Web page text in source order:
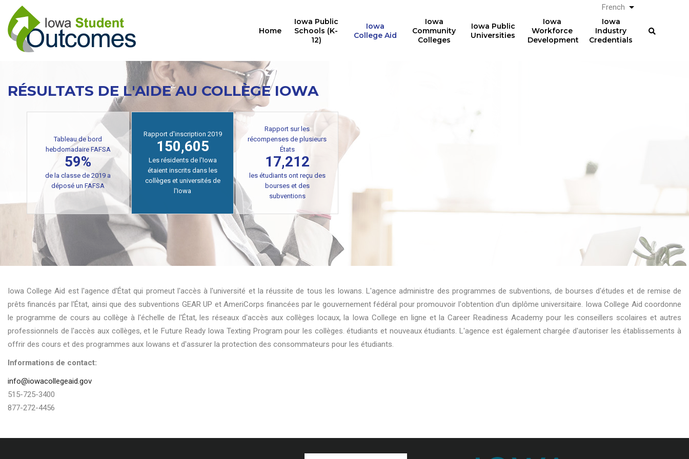
contenu
principal
Home
Iowa Public
Schools (K-
12)
Iowa
College Aid
Iowa
Community
Colleges
Iowa Public
Universities
Iowa
Workforce
Development
Iowa
Industry
Credentials
French Lister les
RÉSULTATS DE L'AIDE AU COLLÈGE IOWA
Tableau de bord
hebdomadaire FAFSA
59%
de la classe de 2019 a
déposé un FAFSA
Rapport d'inscription 2019
150,605
Les résidents de l'Iowa
étaient inscrits dans les
collèges et universités de
l'Iowa
Rapport sur les
récompenses de plusieurs
États
17,212
les étudiants ont reçu des
bourses et des
subventions
Iowa College Aid est l'agence d'État qui promeut l'accès à l'université et la réussite de tous les Iowans. L'agence administre des programmes de subventions, de bourses d'études et de remise de
prêts financés par l'État, ainsi que des subventions GEAR UP et AmeriCorps financées par le gouvernement fédéral pour promouvoir l'obtention d'un diplôme universitaire. Iowa College Aid coordonne
le programme de cours au collège à l'échelle de l'État, les réseaux d'accès aux collèges locaux, la Iowa College en ligne et la Career Readiness Academy pour les conseillers scolaires et autres
professionnels de l'accès aux collèges, et le Future Ready Iowa Texting Program pour les collèges. étudiants et nouveaux étudiants. L'agence est également chargée d'autoriser les établissements à
offrir des cours et des programmes aux Iowans et d'assurer la protection des consommateurs pour les étudiants.
Informations de contact:
info@iowacollegeaid.gov
515-725-3400
877-272-4456